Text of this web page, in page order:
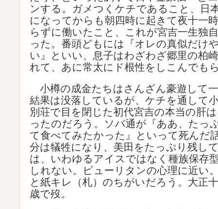
ンする。ガメつくケチであること、日
になってからも朝四時に起きて夜十一
らずに働いたこと、これが宮吉一生独
った。番頭どもには『オレの真似だけ
い』といい、息子はわざわざ郷里の柏
れて、あに常太にド根性をしこんでも
小樽の成金たちはさんざん豪遊して
結果は没落しているが、ケチを通して
別荘で目を閉じた初代宮吉の本当の肝
ったのだろう。ソバ通が『ああ、たっ
て食べてみたかった』といって死んだ
分は犠牲になり、美田をたっぷり残し
は、いわゆるアイスではなく種族保存
しれない。ピューリタンの心理に近い
と紙キレ（札）のちがいだろう。大正
歳で歿。